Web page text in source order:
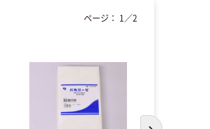
ページ： 1 ／2